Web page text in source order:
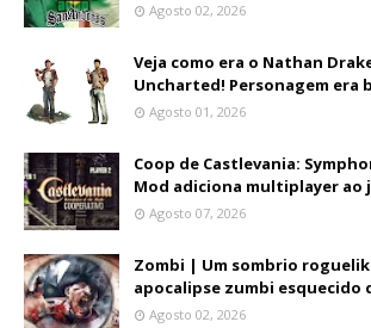
Agosto 02, 2026
Veja como era o Nathan
Uncharted! Personagem era
Agosto 01, 2026
Coop de Castlevania:
Mod adiciona multiplayer ao
Agosto 07, 2026
Zombi | Um sombrio
apocalipse zumbi esquecido
Agosto 02, 2026